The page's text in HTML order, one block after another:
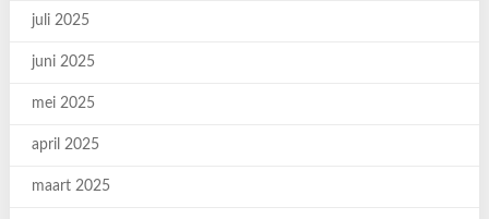
juli 2025
juni 2025
mei 2025
april 2025
maart 2025